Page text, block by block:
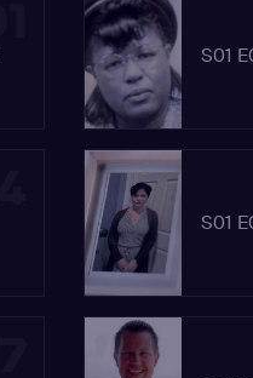
S01
S01